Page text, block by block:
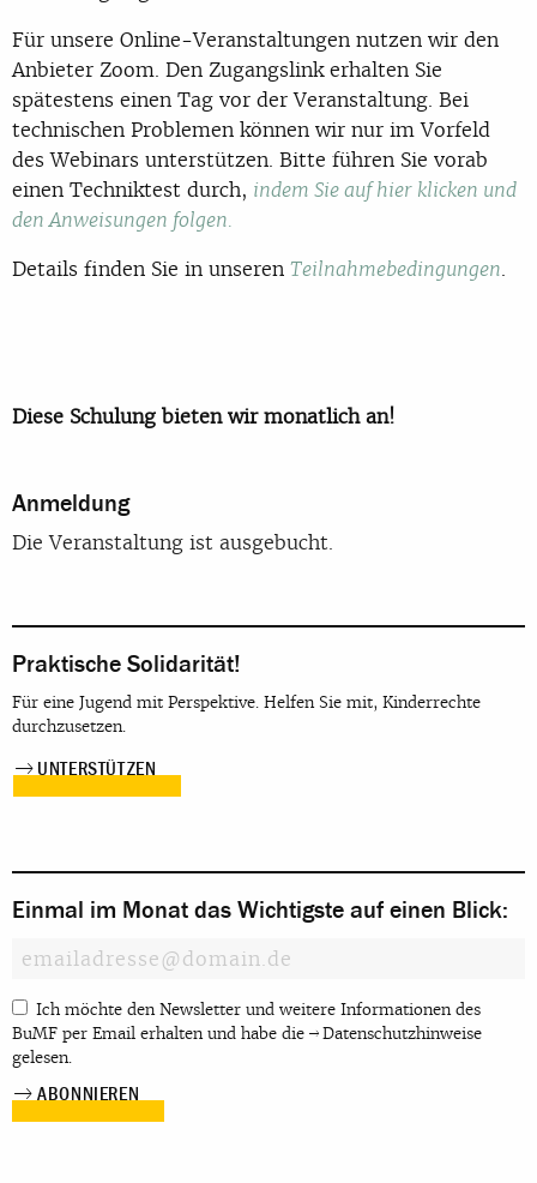
Für unsere Online-Veranstaltungen nutzen wir den
Anbieter Zoom. Den Zugangslink erhalten Sie
spätestens einen Tag vor der Veranstaltung. Bei
technischen Problemen können wir nur im Vorfeld
des Webinars unterstützen. Bitte führen Sie vorab
einen Techniktest durch, indem Sie auf hier klicken und
den Anweisungen folgen.
Details finden Sie in unseren Teilnahmebedingungen.
Diese Schulung bieten wir monatlich an!
Anmeldung
Die Veranstaltung ist ausgebucht.
Praktische Solidarität!
Für eine Jugend mit Perspektive. Helfen Sie mit, Kinderrechte
durchzusetzen.
UNTERSTÜTZEN
Einmal im Monat das Wichtigste auf einen Blick:
Ich möchte den Newsletter und weitere Informationen des
BuMF per Email erhalten und habe die
Datenschutzhinweise
gelesen.